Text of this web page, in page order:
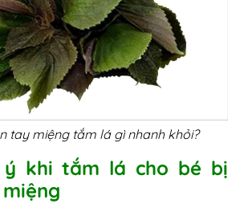
tay miệng tắm lá gì nhanh khỏi?
ý khi tắm lá cho bé bị